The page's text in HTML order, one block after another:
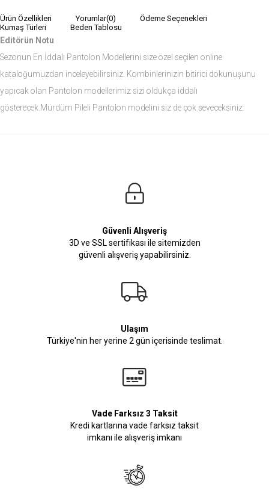
Ürün Özellikleri Yorumlar(0)
Ödeme Seçenekleri
Kumaş Türleri
Beden Tablosu
Editörün Notu
Sezonun En İddalı Pantolon Modellerini size özel seçilen online
kataloğumuzdan inceleyebilirsiniz. Kombinlerinizin bitirici dokunuşunu
yapıcak olan Pantolon modellerimiz sizi oldukça iddalı
gösterecek.Mürdüm Pileli Pantolon modelini siz de çok seveceksiniz.
Manken Bedenleri Üst Grup M, Alt Grup 33 Beden ( Medium )
Güvenli Alışveriş
3D ve SSL sertifikası ile sitemizden
güvenli alışveriş yapabilirsiniz.
Ulaşım
Türkiye'nin her yerine 2 gün içerisinde teslimat.
Vade Farksız 3 Taksit
Kredi kartlarına vade farksız taksit
imkanı ile alışveriş imkanı